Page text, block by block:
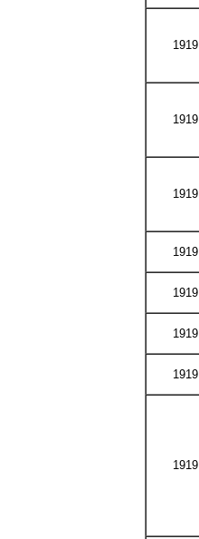
1919
1919
1919
1919
1919
1919
1919
1919